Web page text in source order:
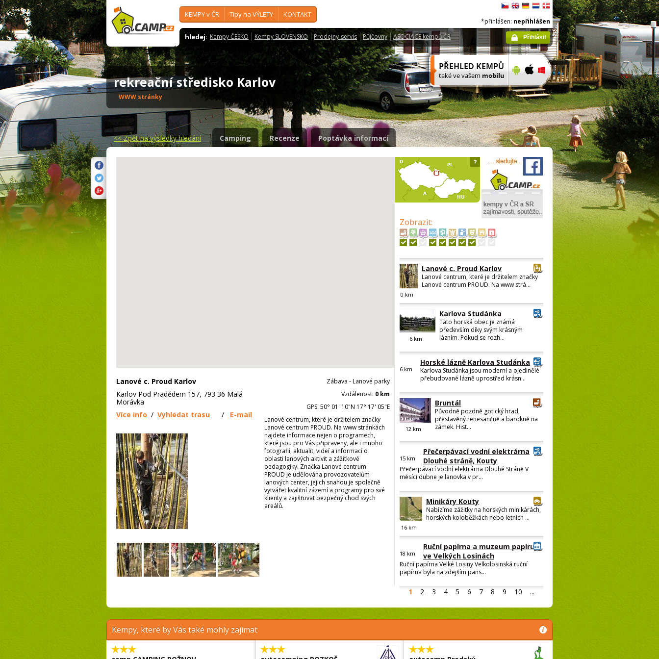
KEMPY v ČR Tipy na VÝLETY KONTAKT
hledej: Kempy ČESKO Kempy SLOVENSKO Prodejny-servis Půjčovny ASOCIACE kempů ČR
*přihlášen: nepřihlášen
Přihlásit
rekreační středisko Karlov
WWW stránky
<<Zpět na výsledky hledání Camping Recenze Poptávka informací
?
Lanové c. Proud Karlov
Karlov Pod Pradědem 157, 793 36 Malá
Morávka
Více info / Vyhledat trasu / E-mail
Zábava - Lanové parky
Vzdálenost: 0 km
GPS: 50° 01' 10"N 17° 17' 05"E
Lanové centrum, které je držitelem značky
Lanové centrum PROUD. Na www stránkách
najdete informace nejen o programech,
které jsou pro Vás připraveny, ale i mnoho
fotografií, aktualit, videí a informací o
oblasti lanových aktivit a zážitkové
pedagogiky. Značka Lanové centrum
PROUD je udělována provozovatelům
lanových center, jejich snahou je společně
vytvářet kvalitní zázemí a programy pro své
klienty a zajišťovat bezpečný chod svých
areálů.
Zobrazit:
1 2 3 4 5 6 7 8 9 10 ...
0 km
Lanové c. Proud Karlov
Lanové centrum, které je držitelem značky
Lanové centrum PROUD. Na www strá...
6km
Karlova Studánka
Tato horská obec je známá
především díky svým krásným
lázním. Pokud se rozh...
6 km
Horské lázně Karlova Studánka
Karlova Studánka jsou moderní a ojedinělé
přebudované lázně uprostřed krásn...
12 km
Bruntál
Původně pozdně gotický hrad,
přestavěný renesančně a barokně na
zámek. Hist...
15 km
Přečerpávací vodní elektrárna
Dlouhé stráně, Kouty
Přečerpávací vodní elektrárna Dlouhé Stráně V
měsíci dubne je lanovka v pr...
16 km
Minikáry Kouty
Nabízíme zážitky na horských minikárách,
horských koloběžkách nebo letních ...
18 km
Ruční papírna a muzeum papíru
ve Velkých Losinách
Ruční papírna Velké Losiny Velkolosinská ruční
papírna byla na zdejším pans...
Kempy, které by Vás také mohly zajímat